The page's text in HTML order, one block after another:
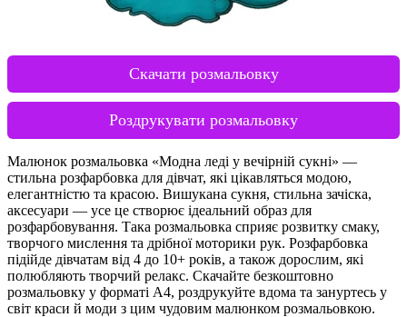
Скачати розмальовку
Роздрукувати розмальовку
Малюнок розмальовка «Модна леді у вечірній сукні» —
стильна розфарбовка для дівчат, які цікавляться модою,
елегантністю та красою. Вишукана сукня, стильна зачіска,
аксесуари — усе це створює ідеальний образ для
розфарбовування. Така розмальовка сприяє розвитку смаку,
творчого мислення та дрібної моторики рук. Розфарбовка
підійде дівчатам від 4 до 10+ років, а також дорослим, які
полюбляють творчий релакс. Скачайте безкоштовно
розмальовку у форматі А4, роздрукуйте вдома та зануртесь у
світ краси й моди з цим чудовим малюнком розмальовкою.